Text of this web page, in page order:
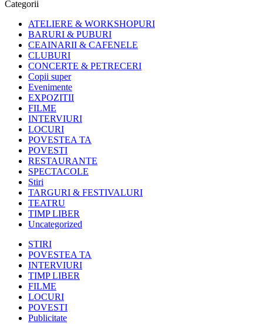
Categorii
ATELIERE & WORKSHOPURI
BARURI & PUBURI
CEAINARII & CAFENELE
CLUBURI
CONCERTE & PETRECERI
Copii super
Evenimente
EXPOZITII
FILME
INTERVIURI
LOCURI
POVESTEA TA
POVESTI
RESTAURANTE
SPECTACOLE
Stiri
TARGURI & FESTIVALURI
TEATRU
TIMP LIBER
Uncategorized
STIRI
POVESTEA TA
INTERVIURI
TIMP LIBER
FILME
LOCURI
POVESTI
Publicitate